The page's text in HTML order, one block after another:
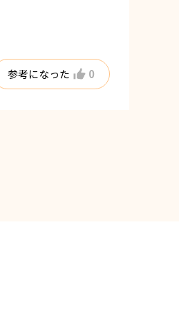
参考になった 0